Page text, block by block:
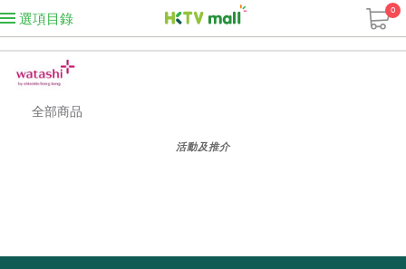
選項目錄
0
全部商品
活動及推介